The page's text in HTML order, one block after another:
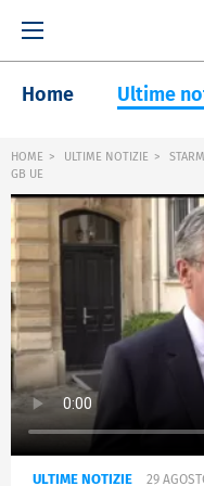
Home Ultime
HOME ULTIME NOTIZIE
GB UE
ULTIME NOTIZIE 29